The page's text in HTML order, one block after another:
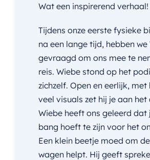
Wat een inspirerend verhaal!
Tijdens onze eerste fysieke
na een lange tijd, hebben we
gevraagd om ons mee te
reis. Wiebe stond op het
zichzelf. Open en eerlijk, met
veel visuals zet hij je aan het
Wiebe heeft ons geleerd dat
bang hoeft te zijn voor het
Een klein beetje moed om
wagen helpt. Hij geeft